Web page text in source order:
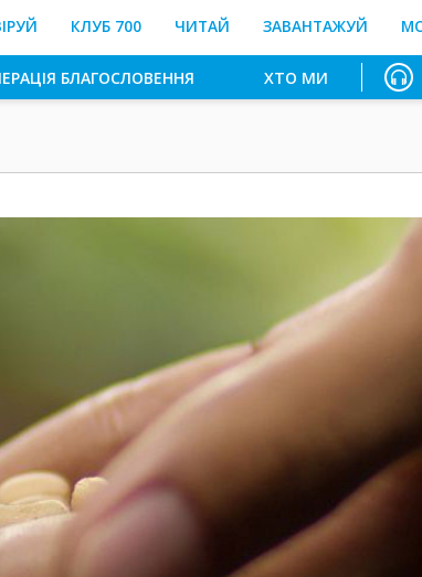
КЛУБ 700 ЧИТАЙ ЗАВАНТАЖУЙ
БЛАГОСЛОВЕННЯ ХТО МИ